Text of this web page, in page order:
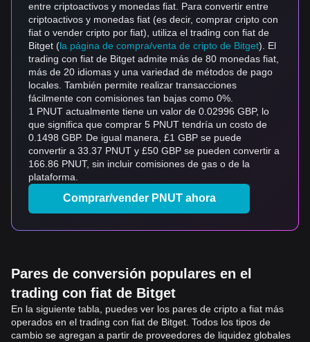
entre criptoactivos y monedas fiat. Para convertir entre
criptoactivos y monedas fiat (es decir, comprar cripto con
fiat o vender cripto por fiat), utiliza el trading con fiat de
Bitget (la página de compra/venta de cripto de Bitget). El
trading con fiat de Bitget admite más de 80 monedas fiat,
más de 20 idiomas y una variedad de métodos de pago
locales. También permite realizar transacciones
fácilmente con comisiones tan bajas como 0%.
1 PNUT actualmente tiene un valor de 0.02996 GBP, lo
que significa que comprar 5 PNUT tendría un costo de
0.1498 GBP. De igual manera, £1 GBP se puede
convertir a 33.37 PNUT y £50 GBP se pueden convertir a
166.86 PNUT, sin incluir comisiones de gas o de la
plataforma.
Comprar/vender PNUT ahora
Pares de conversión populares en el
trading con fiat de Bitget
En la siguiente tabla, puedes ver los pares de cripto a fiat más
operados en el trading con fiat de Bitget. Todos los tipos de
cambio se agregan a partir de proveedores de liquidez globales